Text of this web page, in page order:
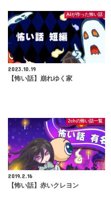
AIが作った怖い話
2023.10.19
【怖い話】崩れゆく家
2chの怖い話一覧
2019.2.16
【怖い話】赤いクレヨン